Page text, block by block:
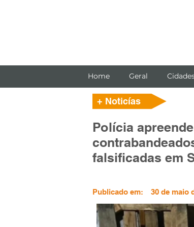
Home Geral
+ Noticías
Polícia
falsificadas em
Publicado em: 30 de maio